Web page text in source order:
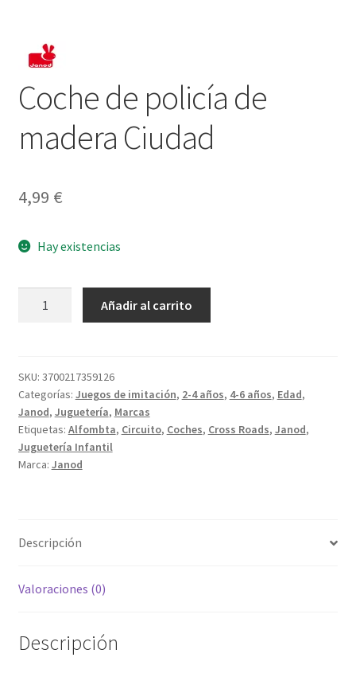
Coche de policía de
madera Ciudad
4,99 €
Hay existencias
madera
Ciudad
cantidad
Añadir al carrito
SKU: 3700217359126
Categorías: Juegos de imitación, 2-4 años, 4-6 años, Edad,
Janod, Juguetería, Marcas
Etiquetas: Alfombta, Circuito, Coches, Cross Roads, Janod,
Juguetería Infantil
Marca: Janod
Descripción
Valoraciones (0)
Descripción